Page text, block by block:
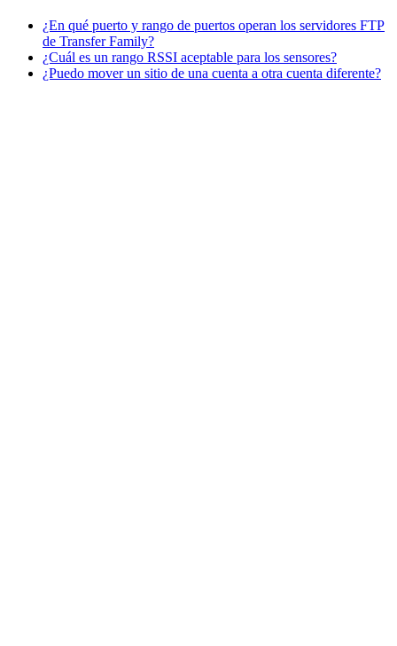
¿En qué puerto y rango de puertos operan los servidores FTP
de Transfer Family?
¿Cuál es un rango RSSI aceptable para los sensores?
¿Puedo mover un sitio de una cuenta a otra cuenta diferente?